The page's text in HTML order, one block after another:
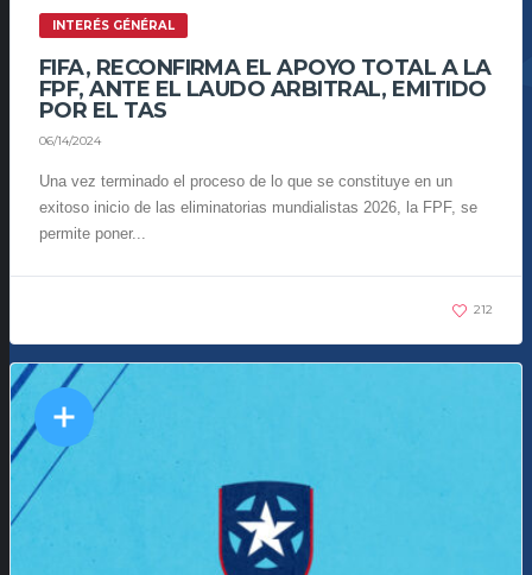
INTERÉS GÉNÉRAL
FIFA, RECONFIRMA EL APOYO TOTAL A LA
FPF, ANTE EL LAUDO ARBITRAL, EMITIDO
POR EL TAS
06/14/2024
Una vez terminado el proceso de lo que se constituye en un
exitoso inicio de las eliminatorias mundialistas 2026, la FPF, se
permite poner...
212